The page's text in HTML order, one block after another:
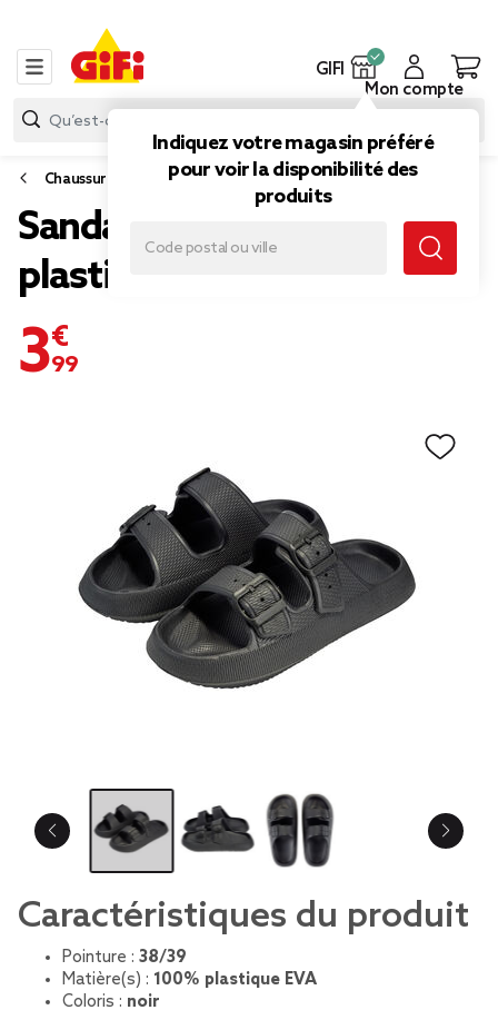
GIFI
Indiquez votre magasin préféré
pour voir la disponibilité des
produits
Mon compte
Chaussures
Sandales unisex 2 brides
plastique noir 38/39
3,99 €
Caractéristiques du produit
Pointure : 38/39
Matière(s) : 100% plastique EVA
Coloris : noir